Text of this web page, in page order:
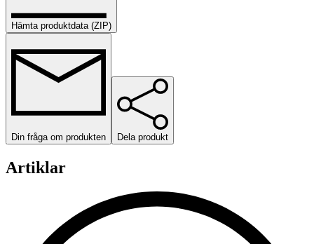
Hämta produktdata (ZIP)
Din fråga om produkten Dela produkt
Artiklar